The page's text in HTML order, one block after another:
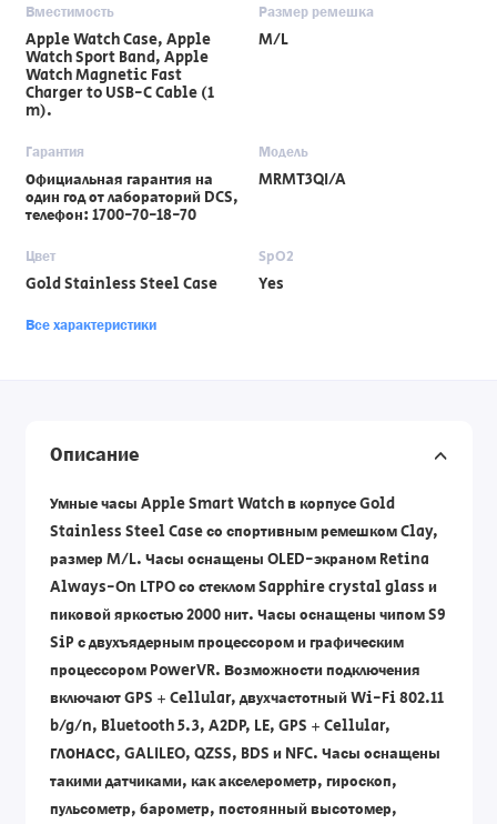
Вместимость
Apple Watch Case, Apple
Watch Sport Band, Apple
Watch Magnetic Fast
Charger to USB-C Cable (1
m).
Размер ремешка
M/L
Гарантия
Официальная гарантия на
один год от лабораторий DCS,
телефон: 1700-70-18-70
Модель
MRMT3QI/A
Цвет
Gold Stainless Steel Case
SpO2
Yes
Все характеристики
Описание
Умные часы Apple Smart Watch в корпусе Gold
Stainless Steel Case со спортивным ремешком Clay,
размер M/L. Часы оснащены OLED-экраном Retina
Always-On LTPO со стеклом Sapphire crystal glass и
пиковой яркостью 2000 нит. Часы оснащены чипом S9
SiP с двухъядерным процессором и графическим
процессором PowerVR. Возможности подключения
включают GPS + Cellular, двухчастотный Wi-Fi 802.11
b/g/n, Bluetooth 5.3, A2DP, LE, GPS + Cellular,
ГЛОНАСС, GALILEO, QZSS, BDS и NFC. Часы оснащены
такими датчиками, как акселерометр, гироскоп,
пульсометр, барометр, постоянный высотомер,